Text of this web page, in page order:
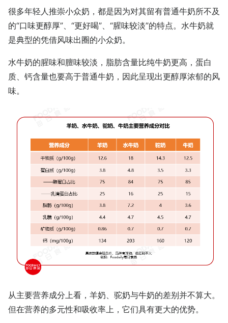
很多年轻人推崇小众奶，都是因为对其留有普通牛奶所不及
的“口味更醇厚”、“更好喝”、“腥味较淡”的特点。水牛奶就
是典型的凭借风味出圈的小众奶。
水牛奶的腥味和膻味较淡，脂肪含量比纯牛奶更高，蛋白
质、钙含量也要高于普通牛奶，因此呈现出更醇厚浓郁的风
味。
从主要营养成分上看，羊奶、驼奶与牛奶的差别并不算大。
但在营养的多元性和吸收率上，它们具有更大的优势。